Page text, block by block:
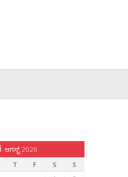
ಆಗಸ್ಟ್ 2026
T F S
S